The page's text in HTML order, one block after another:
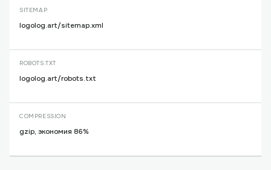
SITEMAP
logolog.art/sitemap.xml
ROBOTS.TXT
logolog.art/robots.txt
COMPRESSION
gzip, экономия 86%